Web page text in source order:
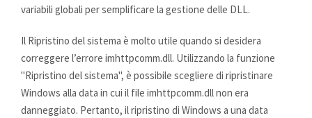
variabili globali per semplificare la gestione delle DLL.
Il Ripristino del sistema è molto utile quando si desidera
correggere l’errore imhttpcomm.dll. Utilizzando la funzione
"Ripristino del sistema", è possibile scegliere di ripristinare
Windows alla data in cui il file imhttpcomm.dll non era
danneggiato. Pertanto, il ripristino di Windows a una data